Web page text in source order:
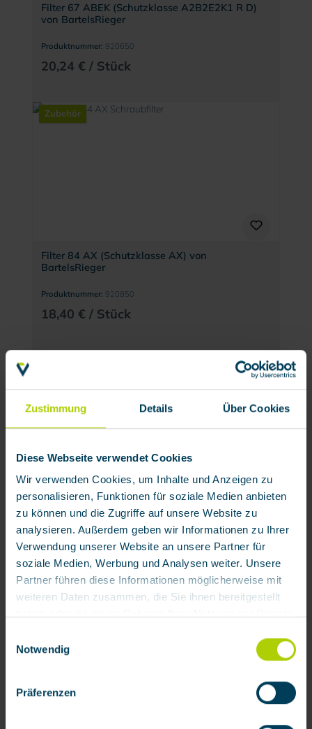
Zustimmung Details Über Cookies
Diese Webseite verwendet Cookies
Wir verwenden Cookies, um Inhalte und Anzeigen zu
personalisieren, Funktionen für soziale Medien anbieten
zu können und die Zugriffe auf unsere Website zu
analysieren. Außerdem geben wir Informationen zu Ihrer
Verwendung unserer Website an unsere Partner für
soziale Medien, Werbung und Analysen weiter. Unsere
Partner führen diese Informationen möglicherweise mit
weiteren Daten zusammen, die Sie ihnen bereitgestellt
Mit Klick auf „[Zustimmen / Alles akzeptieren / etc.]“
erteilen Sie Ihre Einwilligung auch in die Weitergabe über
Ihr Verhalten in unserem Shop an unseren Partner, die
Notwendig
Präferenzen
Filter 67 ABEK (Schutzklasse A2B2E2K1 R D)
von BartelsRieger
Produktnummer: 920650
20,24 € / Stück
Zubehör
Filter 84 AX (Schutzklasse AX) von
BartelsRieger
Produktnummer: 920850
18,40 € / Stück
Partikelfilter 24 P2 (Schutzklasse P2 R), 5 Stk.
Produktnummer: 922300
33,80 € / Pack